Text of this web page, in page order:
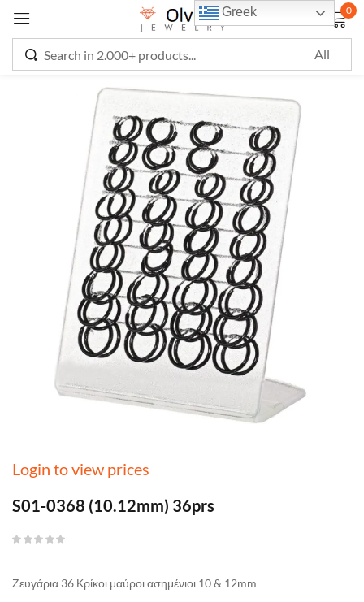
0
Login to view prices
S01-0368 (10.12mm) 36prs
Ζευγάρια 36 Κρίκοι μαύροι ασημένιοι 10 & 12mm
Greek
Sign in
Remember me Lost password?
LOG IN
CREATE AN ACCOUNT